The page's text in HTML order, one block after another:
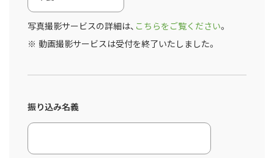
写真撮影サービスの詳細は、 こちらをご覧ください。
動画撮影サービスは受付を終了いたしました。
振り込み名義